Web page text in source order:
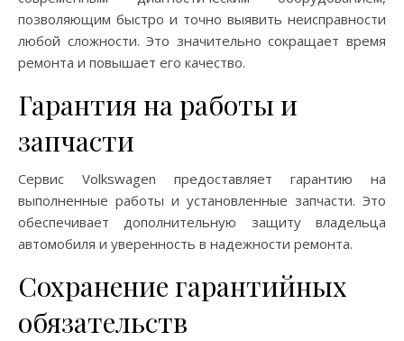
позволяющим быстро и точно выявить неисправности
любой сложности. Это значительно сокращает время
ремонта и повышает его качество.
Гарантия на работы и
запчасти
Сервис Volkswagen предоставляет гарантию на
выполненные работы и установленные запчасти. Это
обеспечивает дополнительную защиту владельца
автомобиля и уверенность в надежности ремонта.
Сохранение гарантийных
обязательств